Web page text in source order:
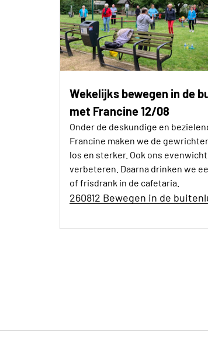
Wekelijks bewegen in de
met Francine 12/08
Onder de deskundige en
Francine maken we de
los en sterker. Ook ons evenwicht
verbeteren. Daarna drinken we
of frisdrank in de cafetaria.
260812 Bewegen in de